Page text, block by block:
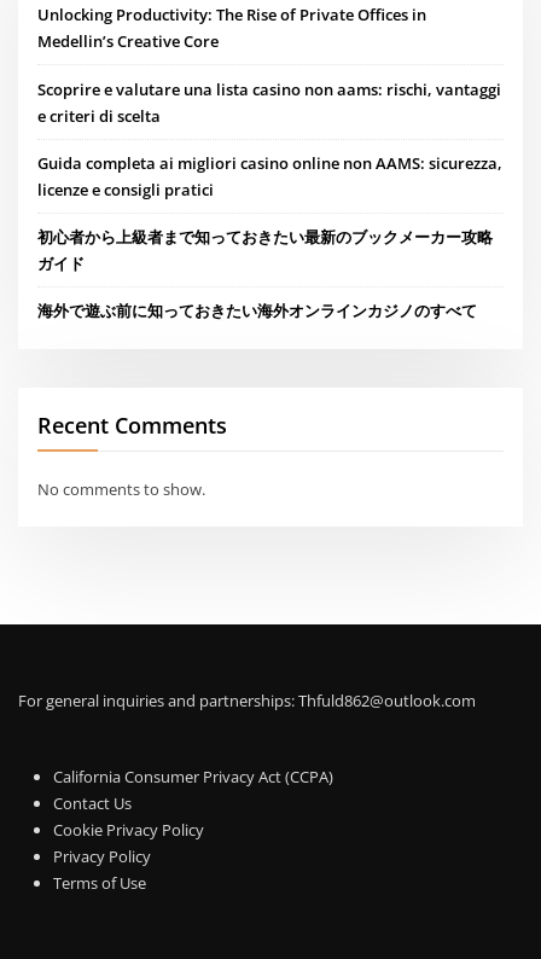
Unlocking Productivity: The Rise of Private Offices in
Medellin’s Creative Core
Scoprire e valutare una lista casino non aams: rischi, vantaggi
e criteri di scelta
Guida completa ai migliori casino online non AAMS: sicurezza,
licenze e consigli pratici
初心者から上級者まで知っておきたい最新のブックメーカー攻略
ガイド
海外で遊ぶ前に知っておきたい海外オンラインカジノのすべて
Recent Comments
No comments to show.
For general inquiries and partnerships:Thfuld862@outlook.com
California Consumer Privacy Act (CCPA)
Contact Us
Cookie Privacy Policy
Privacy Policy
Terms of Use